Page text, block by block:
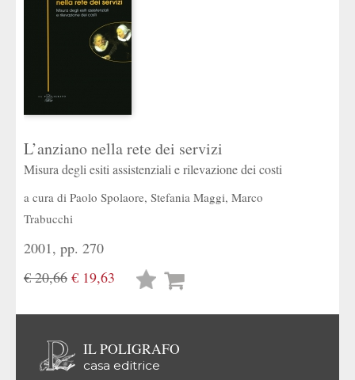
L’anziano nella rete dei servizi
Misura degli esiti assistenziali e rilevazione dei costi
a cura di Paolo Spolaore, Stefania Maggi, Marco
Trabucchi
2001, pp. 270
€ 20,66 € 19,63
Lista
IL POLIGRAFO
casa editrice